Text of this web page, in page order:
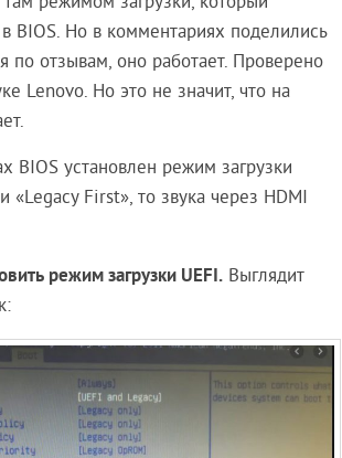
в BIOS. Но в комментариях поделились
по отзывам, оно работает. Проверено
Lenovo. Но это не значит, что на
BIOS установлен режим загрузки
«Legacy First», то звука через HDMI
режим загрузки UEFI. Выглядит